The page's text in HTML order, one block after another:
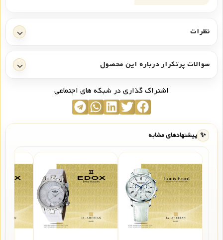
نظرات
سوالات پرتکرار درباره این محصول
اشتراک گذاری در شبکه های اجتماعی
✨ پیشنهادهای مشابه